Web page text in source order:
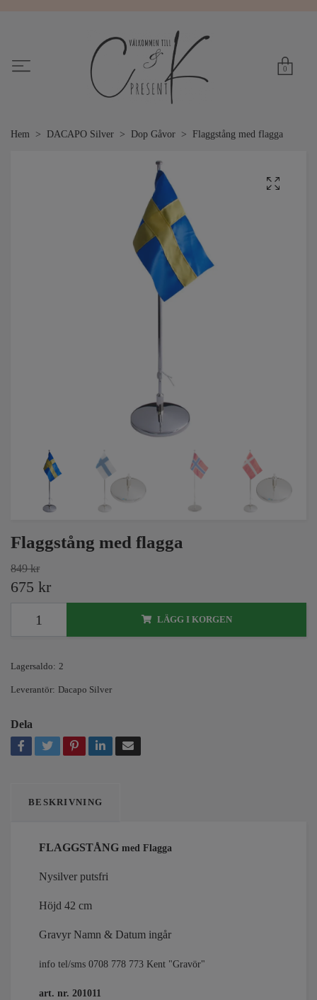
0
Hem DACAPO Silver Dop Gåvor Flaggstång med flagga
Flaggstång med flagga
849 kr
675 kr
LÄGG I KORGEN
Lagersaldo: 2
Leverantör: Dacapo Silver
Dela
BESKRIVNING
FLAGGSTÅNG med Flagga
Nysilver putsfri
Höjd 42 cm
Gravyr Namn & Datum ingår
info tel/sms 0708 778 773 Kent "Gravör"
art. nr. 201011